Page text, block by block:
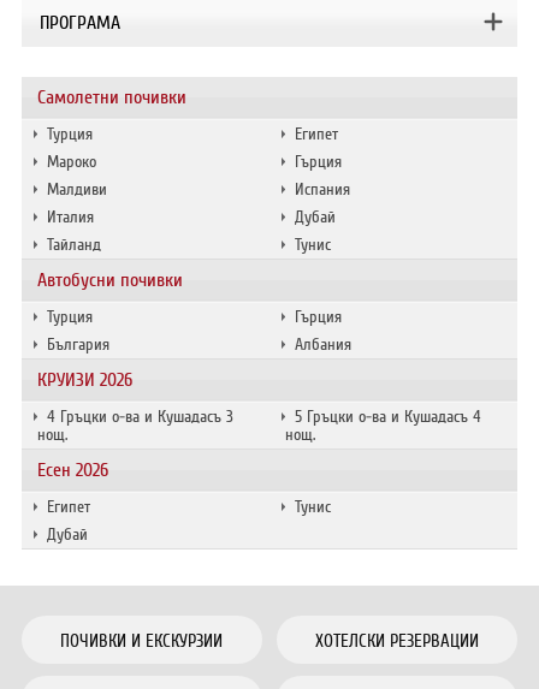
Самолетни почивки
Турция
Египет
Мароко
Гърция
Малдиви
Испания
Италия
Дубай
Тайланд
Тунис
Автобусни почивки
Турция
Гърция
България
Албания
КРУИЗИ 2026
4 Гръцки о-ва и Кушадасъ 3
нощ.
5 Гръцки о-ва и Кушадасъ 4
нощ.
Есен 2026
Египет
Тунис
Дубай
ПРОГРАМА
ПОЧИВКИ И ЕКСКУРЗИИ ХОТЕЛСКИ РЕЗЕРВАЦИИ